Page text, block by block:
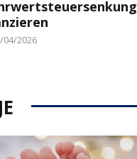
04/2026